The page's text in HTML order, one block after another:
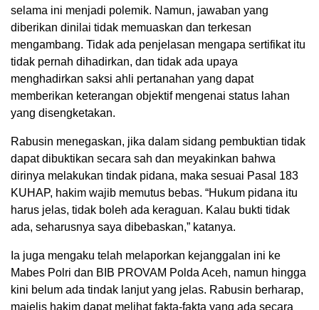
selama ini menjadi polemik. Namun, jawaban yang
diberikan dinilai tidak memuaskan dan terkesan
mengambang. Tidak ada penjelasan mengapa sertifikat itu
tidak pernah dihadirkan, dan tidak ada upaya
menghadirkan saksi ahli pertanahan yang dapat
memberikan keterangan objektif mengenai status lahan
yang disengketakan.
Rabusin menegaskan, jika dalam sidang pembuktian tidak
dapat dibuktikan secara sah dan meyakinkan bahwa
dirinya melakukan tindak pidana, maka sesuai Pasal 183
KUHAP, hakim wajib memutus bebas. “Hukum pidana itu
harus jelas, tidak boleh ada keraguan. Kalau bukti tidak
ada, seharusnya saya dibebaskan,” katanya.
Ia juga mengaku telah melaporkan kejanggalan ini ke
Mabes Polri dan BIB PROVAM Polda Aceh, namun hingga
kini belum ada tindak lanjut yang jelas. Rabusin berharap,
majelis hakim dapat melihat fakta-fakta yang ada secara